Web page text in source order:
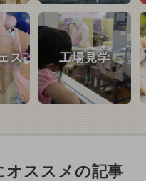
ス 工場見学
オススメの記事